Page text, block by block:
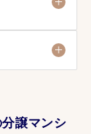
譲マンシ